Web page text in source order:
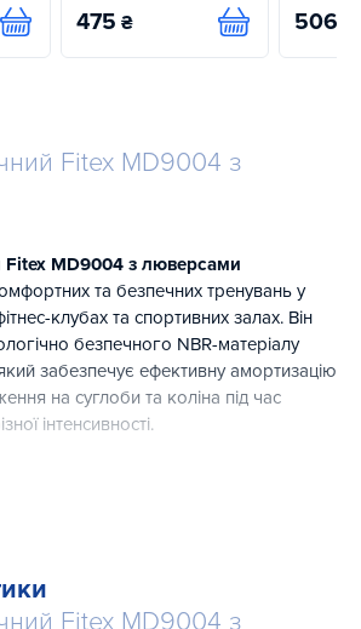
Купити 475 ₴ Купити 506
Fitex MD9004 з
Fitex MD9004 з люверсами
та безпечних тренувань у
клубах та спортивних залах. Він
безпечного NBR-матеріалу
забезпечує ефективну амортизацію
на суглоби та коліна під час
інтенсивності.
підвищуючи безпеку під час занять.
тренувань.
Fitex MD9004 з